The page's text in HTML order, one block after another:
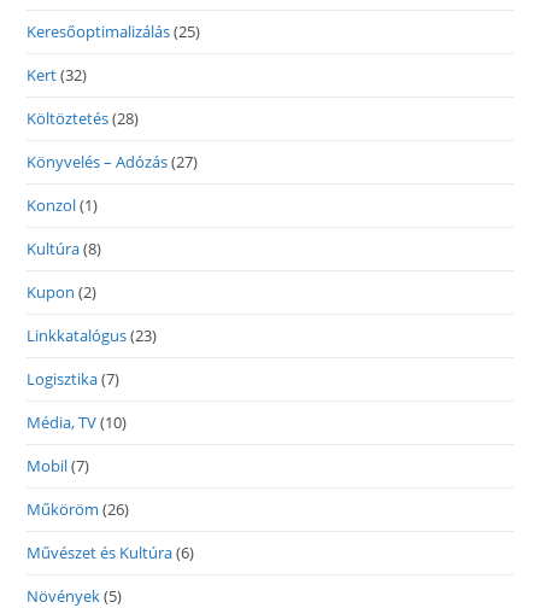
Keresőoptimalizálás(25)
Kert(32)
Költöztetés(28)
Könyvelés – Adózás(27)
Konzol(1)
Kultúra(8)
Kupon (2)
Linkkatalógus(23)
Logisztika(7)
Média, TV(10)
Mobil(7)
Műköröm (26)
Művészet és Kultúra(6)
Növények(5)